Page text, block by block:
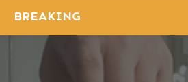
BREAKING